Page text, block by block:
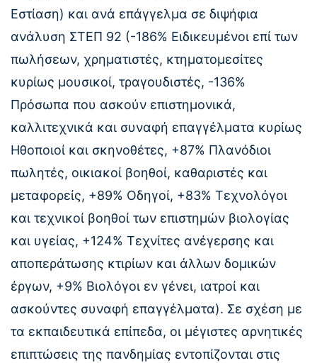
Εστίαση) και ανά επάγγελμα σε διψήφια
ανάλυση ΣΤΕΠ 92 (-186% Ειδικευμένοι επί των
πωλήσεων, χρηματιστές, κτηματομεσίτες
κυρίως μουσικοί, τραγουδιστές, -136%
Πρόσωπα που ασκούν επιστημονικά,
καλλιτεχνικά και συναφή επαγγέλματα κυρίως
Ηθοποιοί και σκηνοθέτες, +87% Πλανόδιοι
πωλητές, οικιακοί βοηθοί, καθαριστές και
μεταφορείς, +89% Οδηγοί, +83% Τεχνολόγοι
και τεχνικοί βοηθοί των επιστημών βιολογίας
και υγείας, +124% Τεχνίτες ανέγερσης και
αποπεράτωσης κτιρίων και άλλων δομικών
έργων, +9% Βιολόγοι εν γένει, ιατροί και
ασκούντες συναφή επαγγέλματα). Σε σχέση με
τα εκπαιδευτικά επίπεδα, οι μέγιστες αρνητικές
επιπτώσεις της πανδημίας εντοπίζονται στις